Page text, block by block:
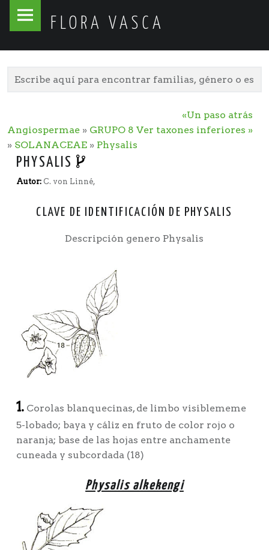
FLORA VASCA
Flora
Skip
«Un paso atrás
Ver taxones inferiores »
Angiospermae» GRUPO 8
» SOLANACEAE» Physalis
PHYSALIS
Autor: C. von Linné,
CLAVE DE IDENTIFICACIÓN DE PHYSALIS
Descripción genero Physalis
1.Corolas blanquecinas, de limbo visiblememe
5-lobado; baya y cáliz en fruto de color rojo o
naranja; base de las hojas entre anchamente
cuneada y subcordada (18)
Physalis alkekengi